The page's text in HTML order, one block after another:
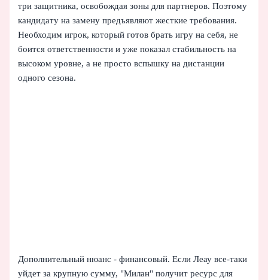
три защитника, освобождая зоны для партнеров. Поэтому
кандидату на замену предъявляют жесткие требования.
Необходим игрок, который готов брать игру на себя, не
боится ответственности и уже показал стабильность на
высоком уровне, а не просто вспышку на дистанции
одного сезона.
Дополнительный нюанс - финансовый. Если Леау все-таки
уйдет за крупную сумму, "Милан" получит ресурс для